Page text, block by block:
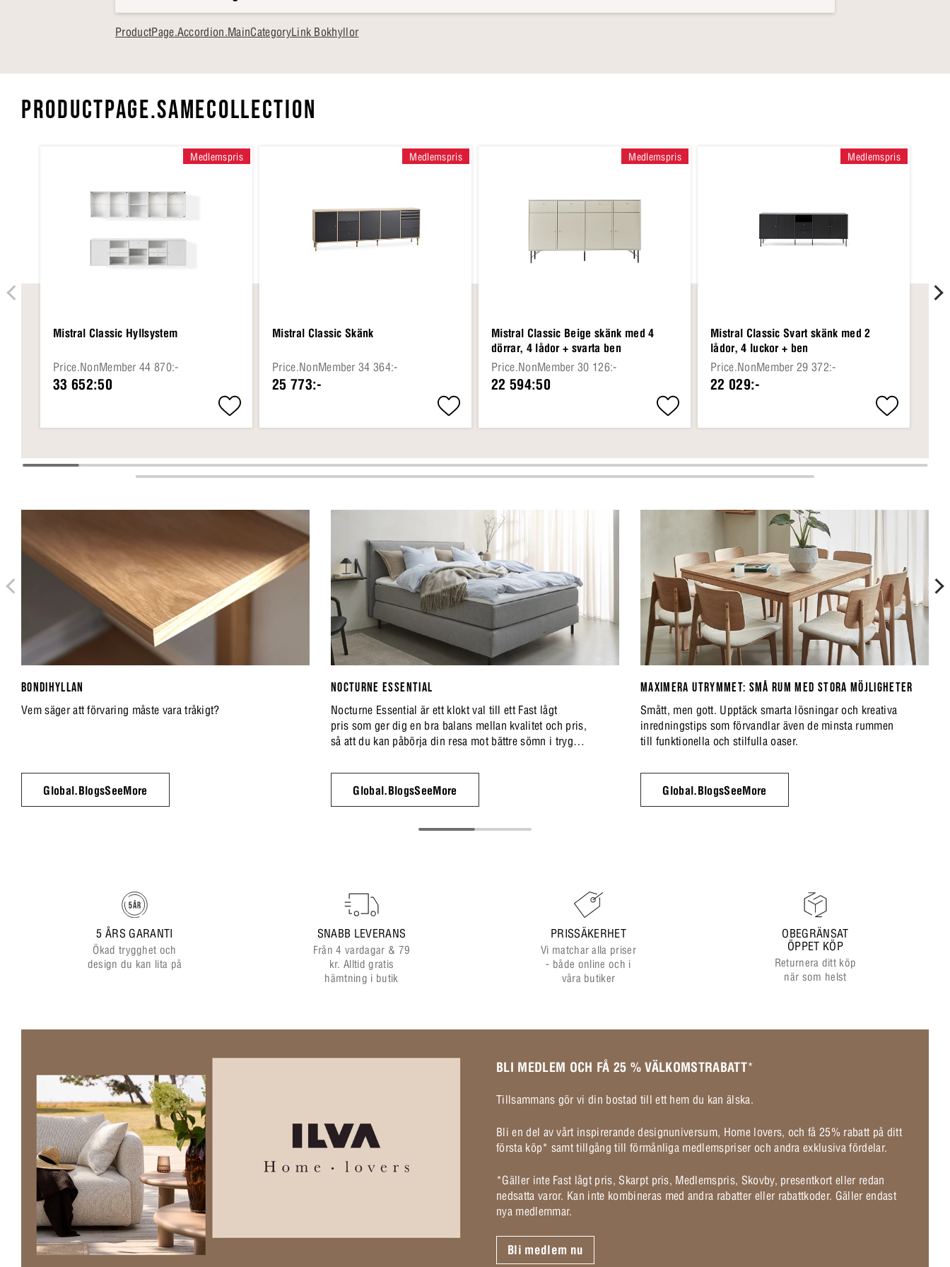
ProductPage.Accordion.MainCategoryLink Bokhyllor
PRODUCTPAGE.SAMECOLLECTION
Medlemspris
Mistral Classic Hyllsystem
Price.NonMember 44 870:-
33 652:50
Medlemspris
Mistral Classic Skänk
Price.NonMember 34 364:-
25 773:-
Medlemspris
Mistral Classic Beige skänk med 4
dörrar, 4 lådor + svarta ben
Price.NonMember 30 126:-
22 594:50
Medlemspris
Mistral Classic Svart skänk med 2
lådor, 4 luckor + ben
Price.NonMember 29 372:-
22 029:-
BONDIHYLLAN
Vem säger att förvaring måste vara tråkigt?
Global.BlogsSeeMore
NOCTURNE ESSENTIAL
Nocturne Essential är ett klokt val till ett Fast lågt
pris som ger dig en bra balans mellan kvalitet och pris,
så att du kan påbörja din resa mot bättre sömn i trygga
Global.BlogsSeeMore
MAXIMERA UTRYMMET: SMÅ RUM MED STORA MÖJLIGHETER
Smått, men gott. Upptäck smarta lösningar och kreativa
inredningstips som förvandlar även de minsta rummen
till funktionella och stilfulla oaser.
Global.BlogsSeeMore
5 ÅRS GARANTI
Ökad trygghet och
design du kan lita på
SNABB LEVERANS
Från 4 vardagar & 79
kr. Alltid gratis
hämtning i butik
PRISSÄKERHET
Vi matchar alla priser
- både online och i
våra butiker
OBEGRÄNSAT
ÖPPET KÖP
Returnera ditt köp
när som helst
BLI MEDLEM OCH FÅ 25 % VÄLKOMSTRABATT*
Tillsammans gör vi din bostad till ett hem du kan älska.
Bli en del av vårt inspirerande designuniversum, Home lovers, och få 25% rabatt på ditt
första köp* samt tillgång till förmånliga medlemspriser och andra exklusiva fördelar.
*Gäller inte Fast lågt pris, Skarpt pris, Medlemspris, Skovby, presentkort eller redan
nedsatta varor. Kan inte kombineras med andra rabatter eller rabattkoder. Gäller endast
nya medlemmar.
Bli medlem nu